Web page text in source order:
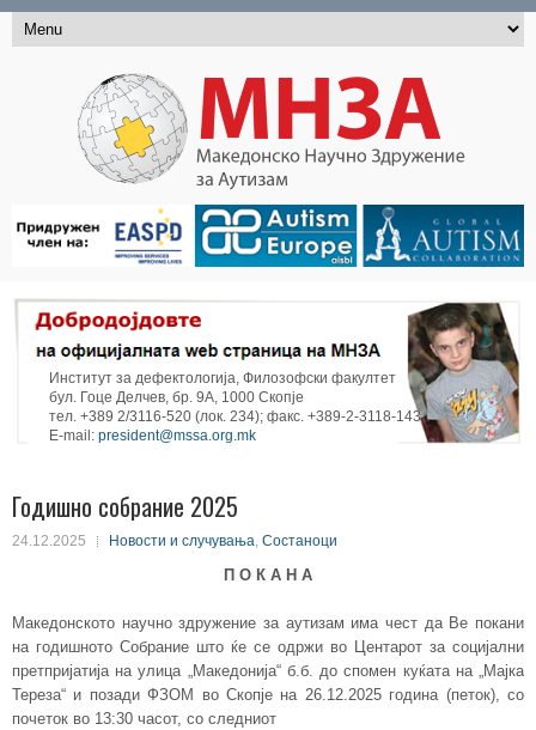
Институт за дефектологија, Филозофски факултет
бул. Гоце Делчев, бр. 9А, 1000 Скопје
тел. +389 2/3116-520 (лок. 234); факс. +389-2-3118-143
E-mail:president@mssa.org.mk
Годишно собрание 2025
24.12.2025 Новости и случувања, Состаноци
П О К А Н А
Македонското научно здружение за аутизам има чест да Ве покани
на годишното Собрание што ќе се одржи во Центарот за социјални
претпријатија на улица „Македонија“ б.б. до спомен куќата на „Мајка
Тереза“ и позади ФЗОМ во Скопје на 26.12.2025 година (петок), со
почеток во 13:30 часот, со следниот